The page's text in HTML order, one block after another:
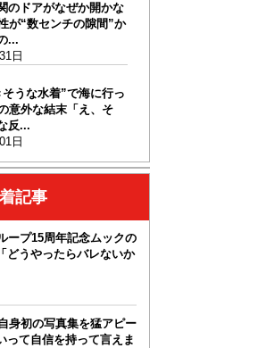
のドアがなぜか開かな
が“数センチの隙間”か
...
日
うな水着”で海に行っ
意外な結末「え、そ
反...
日
記事
ープ15周年記念ムックの
どうやったらバレないか
身初の写真集を猛アピー
って自信を持って言えま